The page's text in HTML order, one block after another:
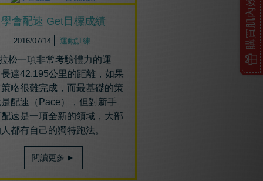
學會配速 Get目標成績
2016/07/14 運動訓練
松一項非常考驗體力的運
達42.195公里的距離，如果
略很難完成，而最基礎的策
配速（Pace），但對新手
速是一項全新的領域，大部
都有自己的獨特跑法。
閱讀更多
購買肌內效